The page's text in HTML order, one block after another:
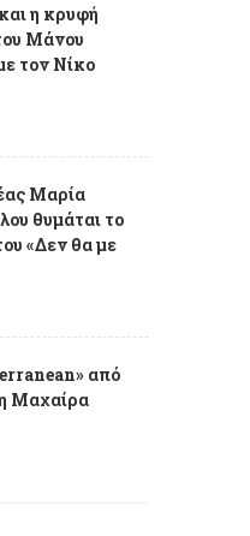
η κρυφή
Μάνου
τον Νίκο
Μαρία
θυμάται το
«Δεν θα με
από
Μαχαίρα